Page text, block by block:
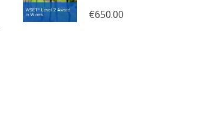
€650.00